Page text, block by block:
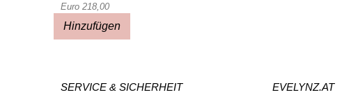
Euro 218,00
Hinzufügen
SERVICE & SICHERHEIT EVELYNZ.AT